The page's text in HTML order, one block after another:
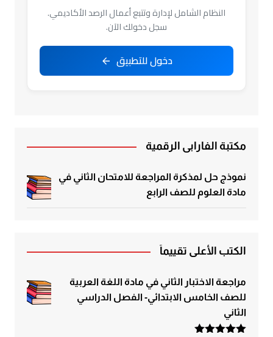
النظام الشامل لإدارة وتتبع أعمال الرصد الأكاديمي.
سجل دخولك الآن.
دخول للتطبيق
مكتبة الفارابي الرقمية
نموذج حل لمذكرة المراجعة للامتحان الثاني في
مادة العلوم للصف الرابع
الكتب الأعلى تقييماً
مراجعة الاختبار الثاني في مادة اللغة العربية
للصف الخامس الابتدائي- الفصل الدراسي
الثاني